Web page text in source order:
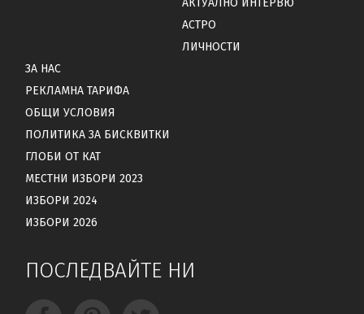
АСТРО
ЛИЧНОСТИ
ЗА НАС
РЕКЛАМНА ТАРИФА
ОБЩИ УСЛОВИЯ
ПОЛИТИКА ЗА БИСКВИТКИ
ГЛОБИ ОТ КАТ
МЕСТНИ ИЗБОРИ 2023
ИЗБОРИ 2024
ИЗБОРИ 2026
ПОСЛЕДВАЙТЕ НИ